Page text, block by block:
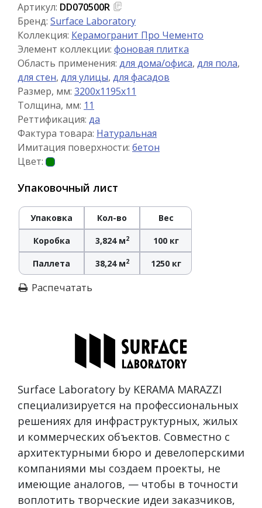
Артикул: DD070500R
Бренд: Surface Laboratory
Коллекция: Керамогранит Про Чементо
Элемент коллекции: фоновая плитка
Область применения: для дома/офиса, для пола,
для стен, для улицы, для фасадов
Размер, мм: 3200x1195x11
Толщина, мм: 11
Реттификация: да
Фактура товара: Натуральная
Имитация поверхности: бетон
Цвет:
Упаковочный лист
Упаковка Кол-во Вес
Коробка 3,824 м2 100 кг
Паллета 38,24 м2 1250 кг
Распечатать
Surface Laboratory by KERAMA MARAZZI
специализируется на профессиональных
решениях для инфраструктурных, жилых
и коммерческих объектов. Совместно с
архитектурными бюро и девелоперскими
компаниями мы создаем проекты, не
имеющие аналогов, — чтобы в точности
воплотить творческие идеи заказчиков,